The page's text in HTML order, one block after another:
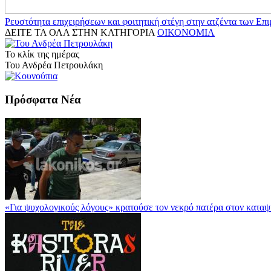
Ρευστότητα επιχειρήσεων και φοιτητική στέγη στην ατζέντα των
ΔΕΙΤΕ ΤΑ ΟΛΑ ΣΤΗΝ ΚΑΤΗΓΟΡΙΑ ΟΙΚΟΝΟΜΙΑ
Το κλίκ της ημέρας
Του Ανδρέα Πετρουλάκη
Πρόσφατα Νέα
«Για ψυχολογικούς λόγους» κρατούσε τον νεκρό πατέρα στον